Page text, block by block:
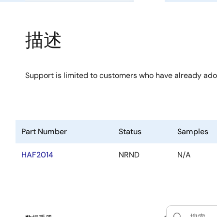
描述
Support is limited to customers who have already
Part Number Status Samples
HAF2014 NRND N/A